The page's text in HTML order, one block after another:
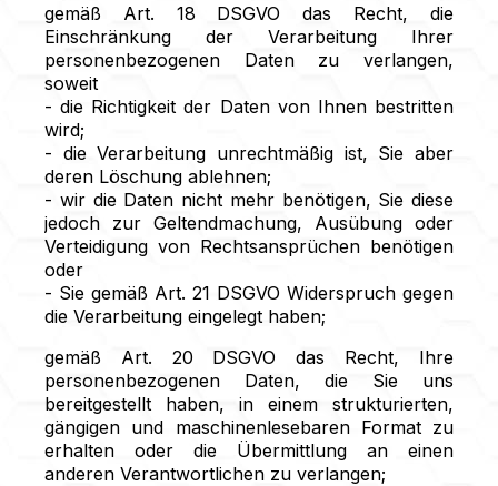
gemäß Art. 18 DSGVO das Recht, die
Einschränkung der Verarbeitung Ihrer
personenbezogenen Daten zu verlangen,
soweit
- die Richtigkeit der Daten von Ihnen bestritten
wird;
- die Verarbeitung unrechtmäßig ist, Sie aber
deren Löschung ablehnen;
- wir die Daten nicht mehr benötigen, Sie diese
jedoch zur Geltendmachung, Ausübung oder
Verteidigung von Rechtsansprüchen benötigen
oder
- Sie gemäß Art. 21 DSGVO Widerspruch gegen
die Verarbeitung eingelegt haben;
gemäß Art. 20 DSGVO das Recht, Ihre
personenbezogenen Daten, die Sie uns
bereitgestellt haben, in einem strukturierten,
gängigen und maschinenlesebaren Format zu
erhalten oder die Übermittlung an einen
anderen Verantwortlichen zu verlangen;